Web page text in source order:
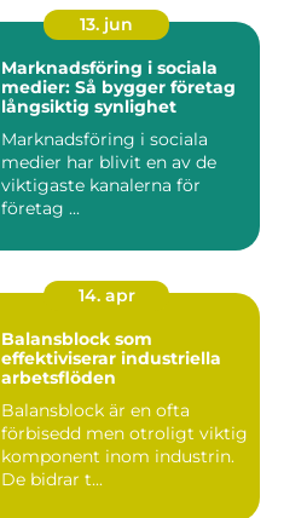
13. jun
Marknadsföring i sociala
medier: Så bygger företag
långsiktig synlighet
Marknadsföring i sociala
medier har blivit en av de
viktigaste kanalerna för
företag ...
14. apr
Balansblock som
effektiviserar industriella
arbetsflöden
Balansblock är en ofta
förbisedd men otroligt viktig
komponent inom industrin.
De bidrar t...